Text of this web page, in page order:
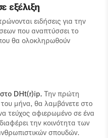
εξέλιξη
ειδήσεις για την
που αναπτύσσει το
θα ολοκληρωθούν
DHt(r)ip. Την πρώτη
μήνα, θα λαμβάνετε στο
τεύχος αφιερωμένο σε ένα
την κοινότητα των
σπουδών.